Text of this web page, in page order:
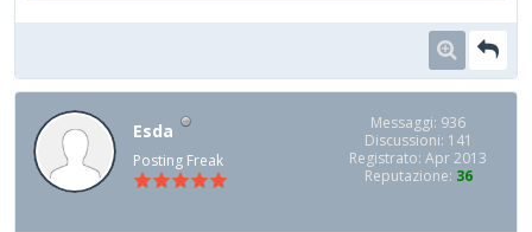
Esda
Posting Freak
Messaggi: 936
Discussioni: 141
Registrato: Apr 2013
Reputazione: 36